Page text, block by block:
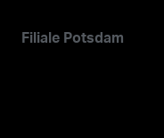
Filiale Potsdam